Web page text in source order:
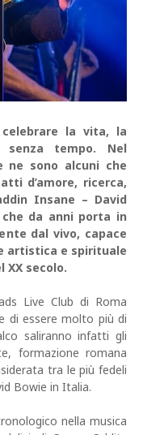
la vita, la
senza tempo. Nel
ne sono alcuni che
d’amore, ricerca,
Insane – David
da anni porta in
dal vivo, capace
artistica e spirituale
secolo.
Live Club di Roma
di essere molto più di
saliranno infatti gli
formazione romana
tra le più fedeli
Bowie in Italia.
nella musica